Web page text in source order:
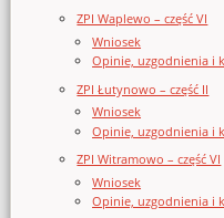
ZPI Waplewo – część VI
Wniosek
Opinie, uzgodnienia i
ZPI Łutynowo – część II
Wniosek
Opinie, uzgodnienia i
ZPI Witramowo – część VI
Wniosek
Opinie, uzgodnienia i